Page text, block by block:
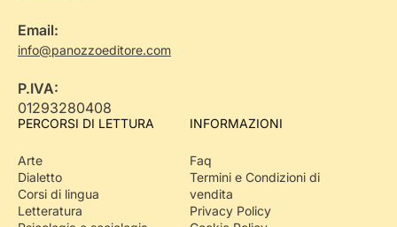
Email:
info@panozzoeditore.com
P.IVA:
01293280408
PERCORSI DI LETTURA
Arte
Dialetto
Corsi di lingua
Letteratura
INFORMAZIONI
Faq
Termini e Condizioni di
vendita
Privacy Policy